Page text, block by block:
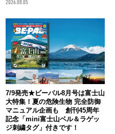
2026.08.05
7/9発売★ビーパル8月号は富士山
大特集！夏の危険生物 完全防御
マニュアル企画も 創刊45周年
記念「mini富士山ベル＆ラゲッ
ジ刺繍タグ」付きです！